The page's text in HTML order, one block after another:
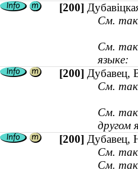
[200]
См.
См.
языке:
[200] Дубавец,
См.
См.
другом
[200] Дубавец,
См.
См.